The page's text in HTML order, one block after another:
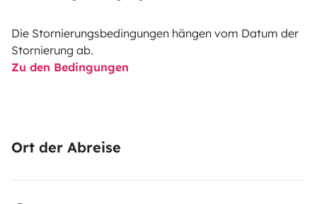
Die Stornierungsbedingungen hängen vom Datum der
Stornierung ab.
Zu den Bedingungen
Ort der Abreise